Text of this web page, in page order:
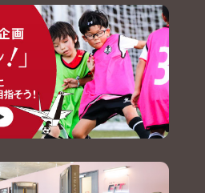
2026.07.24
【チーム】森夲 空斗 選手 南葛
SCより完全移籍加入のお知らせ
2026.07.23
【チーム】7/25(土)トレーニン
グマッチ一般公開のお知らせ
2026.07.22